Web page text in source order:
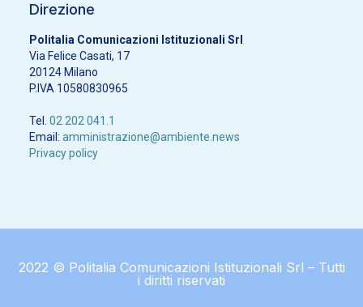
Direzione
Politalia Comunicazioni Istituzionali Srl
Via Felice Casati, 17
20124 Milano
P.IVA 10580830965
Tel. 02 202 041.1
Email: amministrazione@ambiente.news
Privacy policy
2022 © Politalia Comunicazioni Istituzionali Srl – Tutti
i diritti riservati